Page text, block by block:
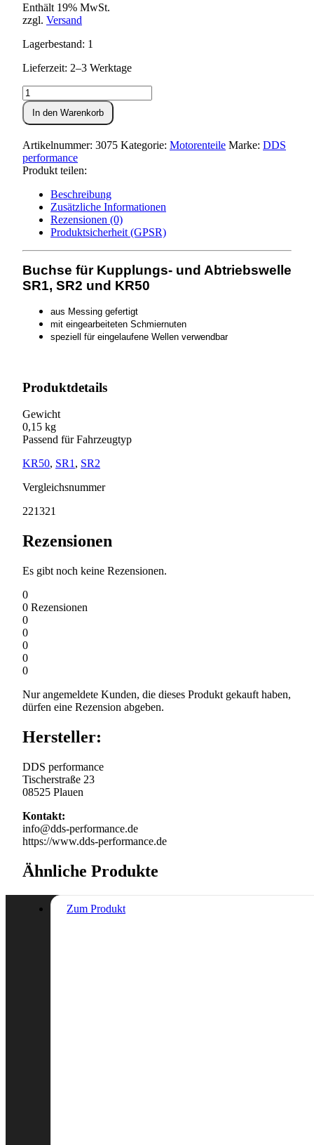
Enthält 19% MwSt.
zzgl. Versand
Lagerbestand: 1
Lieferzeit: 2–3 Werktage
Lagerbuchse
zur
Kupplungs-
und
Abtriebswelle
-
Ø11,90
SR1,SR2,KR50
Menge
In den Warenkorb
Artikelnummer: 3075 Kategorie: Motorenteile Marke: DDS
performance
Produkt teilen:
Beschreibung
Zusätzliche Informationen
Rezensionen (0)
Produktsicherheit (GPSR)
Buchse für Kupplungs- und Abtriebswelle
SR1, SR2 und KR50
aus Messing gefertigt
mit eingearbeiteten Schmiernuten
speziell für eingelaufene Wellen verwendbar
Produktdetails
Gewicht
0,15 kg
Passend für Fahrzeugtyp
KR50, SR1 , SR2
Vergleichsnummer
221321
Rezensionen
Es gibt noch keine Rezensionen.
0
0 Rezensionen
0
0
0
0
0
Nur angemeldete Kunden, die dieses Produkt gekauft haben,
dürfen eine Rezension abgeben.
Hersteller:
DDS performance
Tischerstraße 23
08525 Plauen
Kontakt:
info@dds-performance.de
https://www.dds-performance.de
Ähnliche Produkte
Zum Produkt